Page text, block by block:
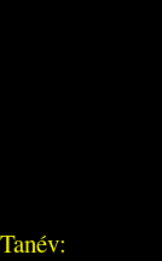
Tanév: